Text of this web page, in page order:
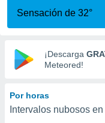
calidad.
a este
las
y
digital
basada
Sensación de 32°
¡Descarga
Meteored!
Por horas
Intervalos nubosos